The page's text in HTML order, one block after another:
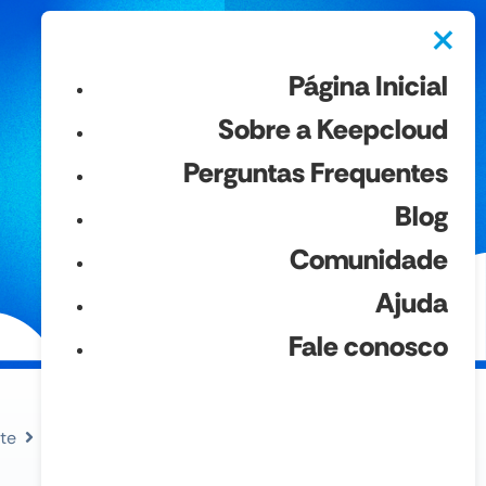
×
Página Inicial
Sobre a Keepcloud
Perguntas Frequentes
Blog
Comunidade
Ajuda
Fale conosco